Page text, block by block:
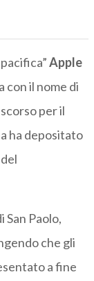
Apple
con il nome di
per il
ha depositato
San Paolo,
che gli
a fine